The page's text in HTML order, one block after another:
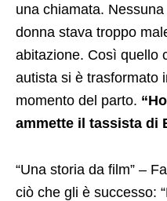
una chiamata.
donna stava troppo
abitazione. Così quello
autista si è trasformato
momento del parto.
ammette il tassista di
“Una storia da film” –
ciò che gli è successo: